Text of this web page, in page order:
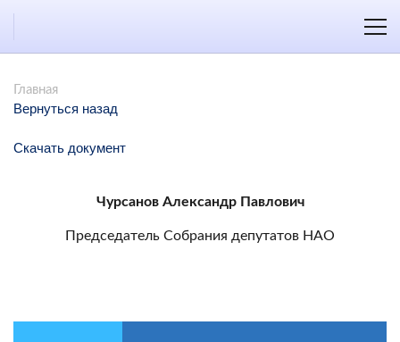
Главная
Вернуться назад
Скачать документ
Чурсанов Александр Павлович
Председатель Собрания депутатов НАО